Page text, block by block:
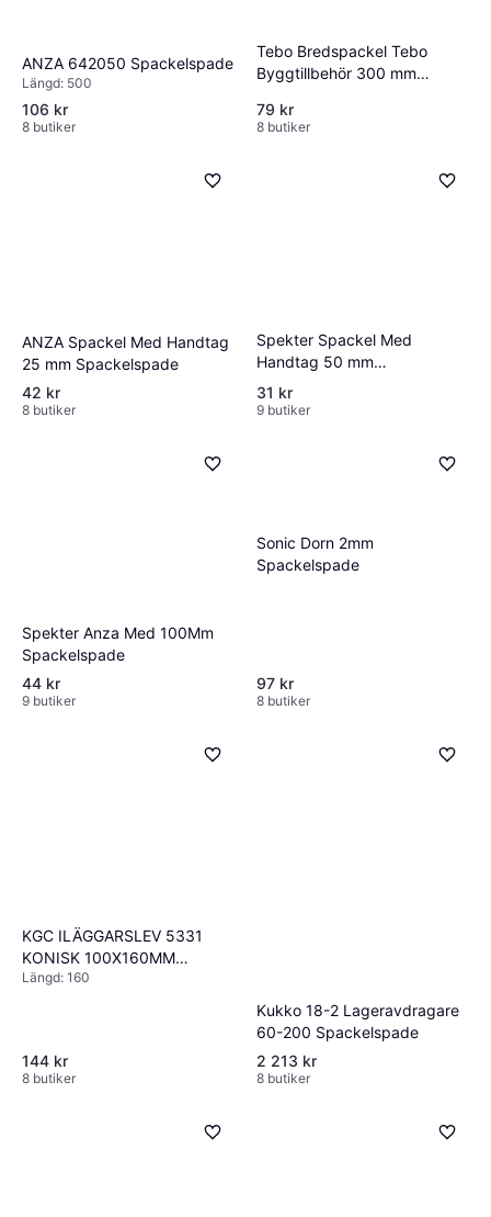
ANZA 642050 Spackelspade
Längd: 500
106 kr
8 butiker
Tebo Bredspackel Tebo
Byggtillbehör 300 mm
79 kr
8 butiker
ANZA Spackel Med Handtag
25 mm Spackelspade
42 kr
8 butiker
Spekter Spackel Med
Handtag 50 mm
Spackelspade
31 kr
9 butiker
Spekter Anza Med 100Mm
Spackelspade
44 kr
9 butiker
Sonic Dorn 2mm
Spackelspade
97 kr
8 butiker
KGC ILÄGGARSLEV 5331
KONISK 100X160MM
Spackelspade
Längd: 160
144 kr
8 butiker
Kukko 18-2 Lageravdragare
60-200 Spackelspade
2 213 kr
8 butiker